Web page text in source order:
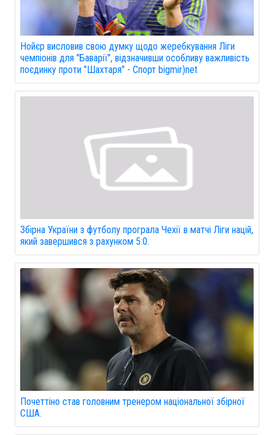
Нойєр висловив свою думку щодо жеребкування Ліги
чемпіонів для "Баварії", відзначивши особливу важливість
поєдинку проти "Шахтаря" - Спорт bigmir)net
Збірна України з футболу програла Чехії в матчі Ліги націй,
який завершився з рахунком 5:0.
Почеттіно став головним тренером національної збірної
США.